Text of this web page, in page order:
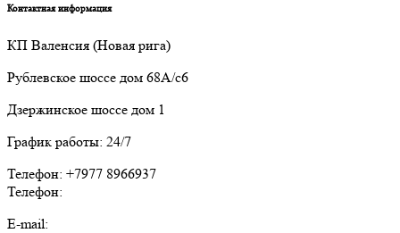
Контактная информация
КП Валенсия (Новая рига)
Рублевское шоссе дом 68А/с6
Дзержинское шоссе дом 1
График работы: 24/7
Телефон: +7977 8966937
Телефон:
E-mail: